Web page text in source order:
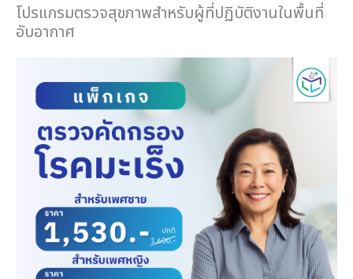
โปรแกรมตรวจสุขภาพสำหรับผู้ที่ปฏิบัติงานในพื้นที่
อับอากาศ